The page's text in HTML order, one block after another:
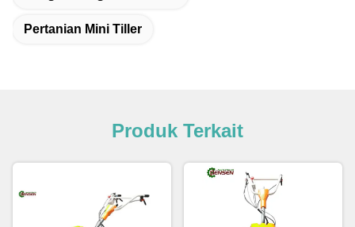
Pertanian Mini Tiller
Produk Terkait